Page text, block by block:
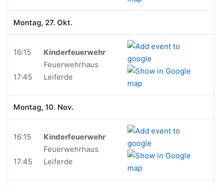
Montag, 27. Okt.
16:15
17:45
Kinderfeuerwehr
Feuerwehrhaus
Leiferde
Montag, 10. Nov.
16:15
17:45
Kinderfeuerwehr
Feuerwehrhaus
Leiferde